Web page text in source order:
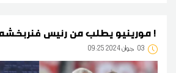
مورينيو يطلب من رئيس فنربخشه التعاقد مع أبناءه !
03 09:25 2024 جوان